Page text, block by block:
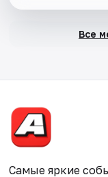
Все
Самые яркие